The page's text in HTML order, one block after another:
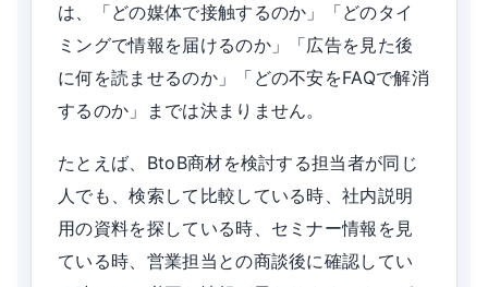
は、「どの媒体で接触するのか」「どのタイ
ミングで情報を届けるのか」「広告を見た後
に何を読ませるのか」「どの不安をFAQで解消
するのか」までは決まりません。
たとえば、BtoB商材を検討する担当者が同じ
人でも、検索して比較している時、社内説明
用の資料を探している時、セミナー情報を見
ている時、営業担当との商談後に確認してい